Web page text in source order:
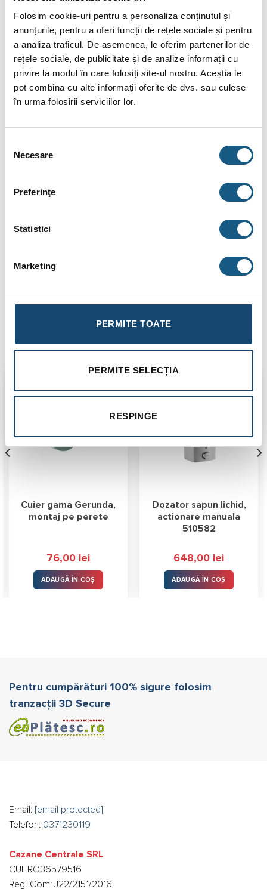
Folosim cookie-uri pentru a personaliza conținutul și
anunțurile, pentru a oferi funcții de rețele sociale și pentru
a analiza traficul. De asemenea, le oferim partenerilor de
rețele sociale, de publicitate și de analize informații cu
privire la modul în care folosiți site-ul nostru. Aceștia le
pot combina cu alte informații oferite de dvs. sau culese
în urma folosirii serviciilor lor.
consimțământului
Necesare
Preferinţe
Statistici
Marketing
PERMITE TOATE
PERMITE SELECȚIA
RESPINGE
DESCRIERE
INFORMAȚII SUPLIMENTARE
BRAND
RECENZII (0)
Dispenser prosoape pliate, actionare manuala,
intens
Material: inox (AISI 304), finisaj satinat.
Dimensiuni: 280 x 102 x 369 mm.
Garantie: 3 ANI.
Produse similare
Cuier gama Gerunda,
montaj pe perete
76,00 lei
ADAUGĂ ÎN COȘ
Dozator sapun lichid,
actionare manuala
510582
648,00 lei
ADAUGĂ ÎN COȘ
Pentru cumpărături 100% sigure folosim
tranzacții 3D Secure
Email: [email protected]
Telefon: 0371230119
Cazane Centrale SRL
CUI: RO36579516
Reg. Com: J22/2151/2016